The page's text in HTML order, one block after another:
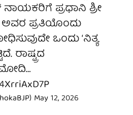
ಪ್ರಧಾನಿ ಶ್ರೀ
ಪ್ರತಿಯೊಂದು
ಒಂದು ‘ನಿತ್ಯ
ರಾಷ್ಟ್ರದ
May 12, 2026